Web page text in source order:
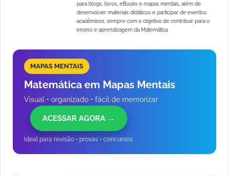
para blogs, livros, eBooks e mapas mentais, além de
desenvolver materiais didáticos e participar de eventos
acadêmicos, sempre com o objetivo de contribuir para o
ensino e aprendizagem da Matemática.
MAPAS MENTAIS
Matemática em Mapas Mentais
Visual • organizado • fácil de memorizar
ACESSAR AGORA →
Ideal para revisão • provas • concursos